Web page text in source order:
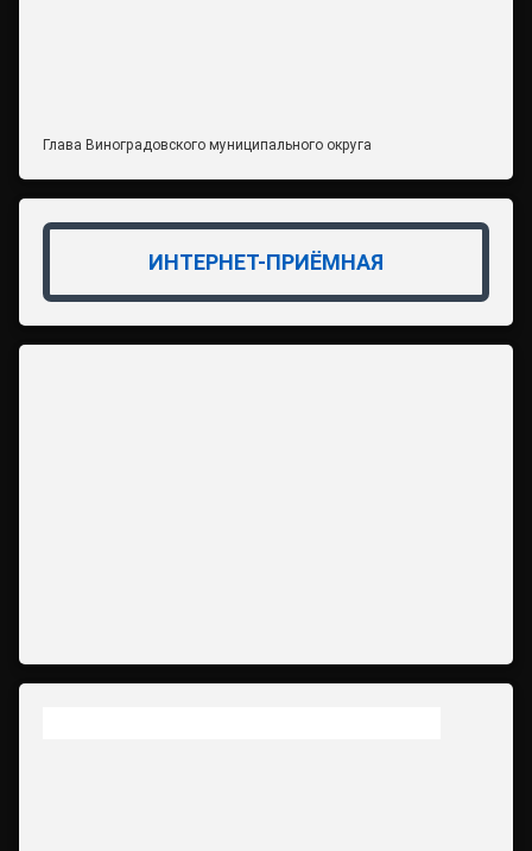
Глава Виноградовского муниципального округа
ИНТЕРНЕТ-ПРИЁМНАЯ